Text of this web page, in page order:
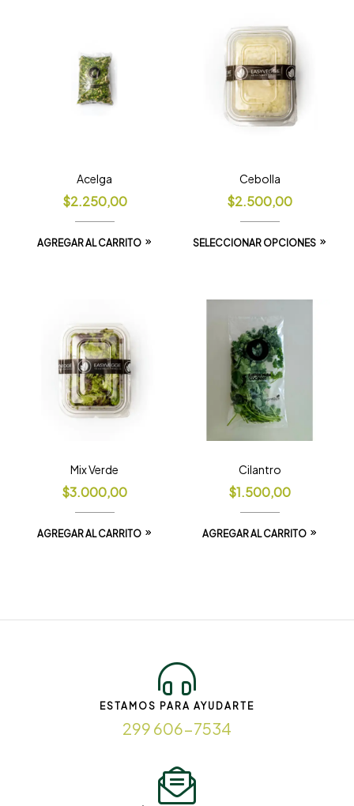
Acelga
$2.250,00
AGREGAR AL CARRITO
Cebolla
$2.500,00
SELECCIONAR OPCIONES
Mix Verde
$3.000,00
AGREGAR AL CARRITO
Cilantro
$1.500,00
AGREGAR AL CARRITO
ESTAMOS PARA AYUDARTE
299 606-7534